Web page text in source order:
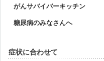
がんサバイバーキッチン
糖尿病のみなさんへ
症状に合わせて